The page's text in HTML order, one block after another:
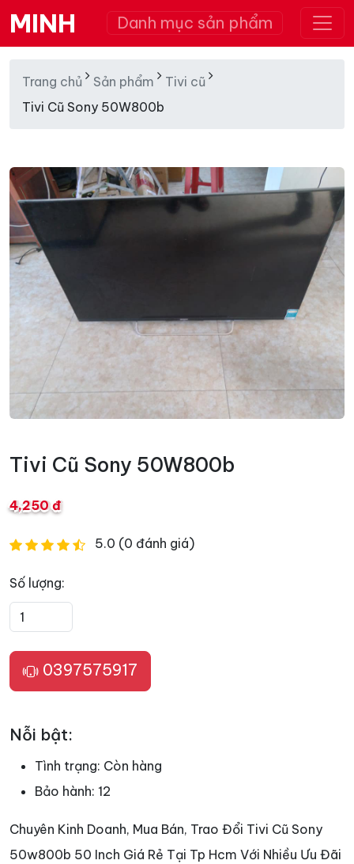
MINH Danh mục sản phẩm
Trang chủ Sản phẩm
Tivi cũ
Tivi Cũ Sony 50W800b
Tivi Cũ Sony 50W800b
4,250 đ
5.0 (0 đánh giá)
Số lượng:
0397575917
Nỗi bật:
Tình trạng: Còn hàng
Bảo hành: 12
Chuyên Kinh Doanh, Mua Bán, Trao Đổi Tivi Cũ Sony
50w800b 50 Inch Giá Rẻ Tại Tp Hcm Với Nhiều Ưu Đãi